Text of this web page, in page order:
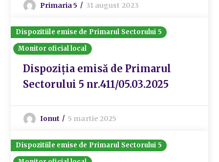
Primaria 5 31 august 2023
Dispozitiile emise de Primarul Sectorului 5
Monitor oficial local
Dispoziția emisă de Primarul
Sectorului 5 nr.411/05.03.2025
Ionut 5 martie 2025
Dispozitiile emise de Primarul Sectorului 5